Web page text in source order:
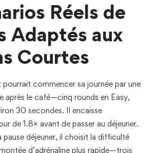
Réels de
Adaptés aux
Courtes
pourrait commencer sa journée par une
après le café—cinq rounds en Easy,
30 secondes. Il encaisse
de 1.8× avant de passer au déjeuner.
pause déjeuner, il choisit la difficulté
d’adrénaline plus rapide—trois